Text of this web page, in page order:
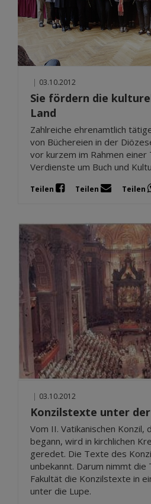
| 03.10.2012
Sie fördern die
Land
Zahlreiche ehrenamtlich
von Büchereien in der
vor kurzem im Rahmen einer
Verdienste um Buch und
Teilen Teilen Teilen
| 03.10.2012
Konzilstexte unter
Vom II. Vatikanischen Konzil,
begann, wird in kirchlichen
geredet. Die Texte des
unbekannt. Darum nimmt die
Fakultät die Konzilstexte in
unter die Lupe.